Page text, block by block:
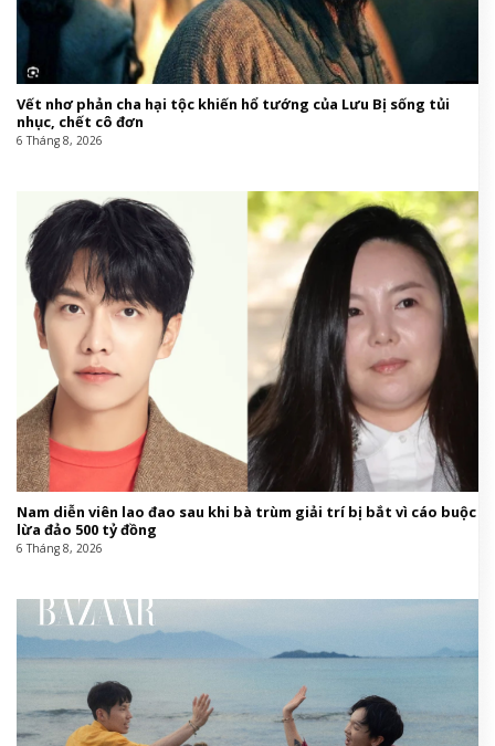
Vết nhơ phản cha hại tộc khiến hổ tướng của Lưu Bị sống tủi
nhục, chết cô đơn
6 Tháng 8, 2026
Nam diễn viên lao đao sau khi bà trùm giải trí bị bắt vì cáo buộc
lừa đảo 500 tỷ đồng
6 Tháng 8, 2026